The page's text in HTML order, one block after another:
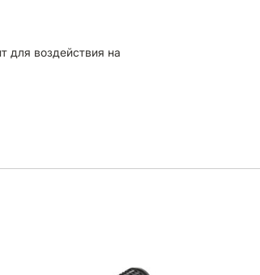
для воздействия на